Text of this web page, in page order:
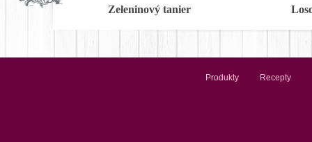
Zeleninový tanier
Produkty Recepty